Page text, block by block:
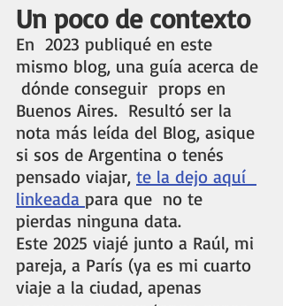
Un poco de contexto
En  2023 publiqué en este
mismo blog, una guía acerca de
dónde conseguir  props en
Buenos Aires.  Resultó ser la
nota más leída del Blog, asique
si sos de Argentina o tenés
pensado viajar, te la dejo aquí
linkeada para que  no te
pierdas ninguna data.
Este 2025 viajé junto a Raúl, mi
pareja, a París (ya es mi cuarto
viaje a la ciudad, apenas